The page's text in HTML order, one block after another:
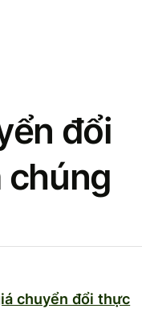
đổi
chúng
chuyển đổi thực